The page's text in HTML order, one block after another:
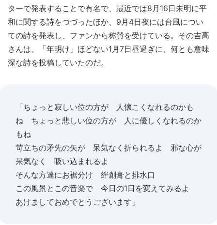
ターで発表することで有名で、最近では8月16日未明に平
和に関する詩をつづったほか、9月4日夜には台風につい
ての詩を発表し、ファンから称賛を受けている。その吉高
さんは、「年明け」ほどない1月7日昼過ぎに、何とも意味
深な詩を投稿していたのだ。
「ちょっと寂しい位の方が 人懐こくなれるのかも
ね ちょっと悲しい位の方が 人に優しくなれるのか
もね
苛立ちの矛先の矢が 呆気なく折られるよ 邪な心が
呆気なく 吸い込まれるよ
そんな方達にお裾分け 絆創膏と排水口
この風景とこの音楽で 今日の1日を変えてみるよ
あけましておめでとうございます」